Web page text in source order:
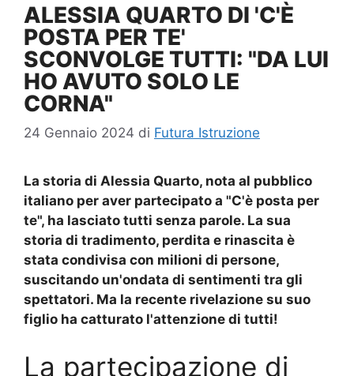
ALESSIA QUARTO DI 'C'È
POSTA PER TE'
SCONVOLGE TUTTI: "DA LUI
HO AVUTO SOLO LE
CORNA"
24 Gennaio 2024 di Futura Istruzione
La storia di Alessia Quarto, nota al pubblico
italiano per aver partecipato a "C'è posta per
te", ha lasciato tutti senza parole. La sua
storia di tradimento, perdita e rinascita è
stata condivisa con milioni di persone,
suscitando un'ondata di sentimenti tra gli
spettatori. Ma la recente rivelazione su suo
figlio ha catturato l'attenzione di tutti!
La partecipazione di